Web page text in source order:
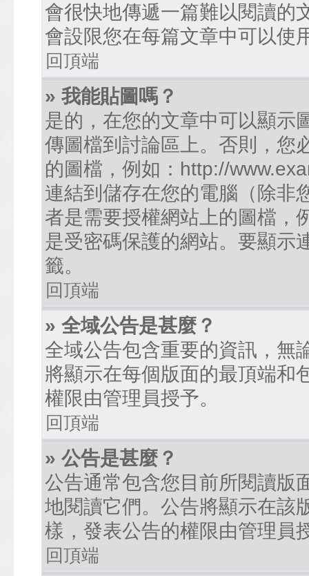
會很快地傳遞一篇難以閱讀的
會設限您在每篇文章中可以使
回頂端
» 我能貼圖嗎？
是的，在您的文章中可以顯示
傳圖檔到討論區上。否則，您
的圖檔，例如：http://
連結到儲存在您的電腦（除非
者是需要授權網站上的圖檔，
是受密碼保護的網站。要顯示
籤。
回頂端
» 全域公告是甚麼？
全域公告包含重要的資訊，無
將顯示在每個版面的最頂端和
權限由管理員授予。
回頂端
» 公告是甚麼？
公告通常包含您目前所閱讀版
地閱讀它們。公告將顯示在該
樣，發表公告的權限由管理員
回頂端